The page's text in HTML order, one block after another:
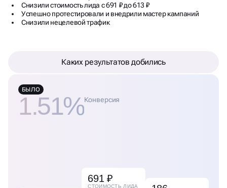
Снизили стоимость лида с 691 ₽ до 613 ₽
Успешно протестировали и внедрили мастер кампаний
Снизили нецелевой трафик
Каких результатов добились
БЫЛО
1.51%Конверсия
691 ₽
СТОИМОСТЬ ЛИДА